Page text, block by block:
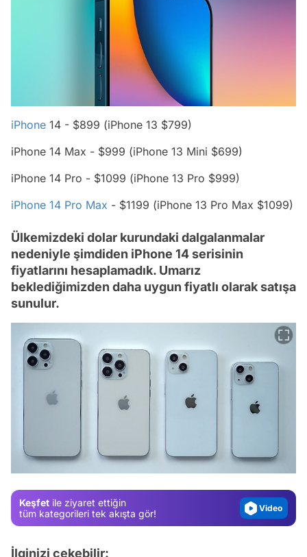
iPhone 14 - $899 (iPhone 13 $799)
iPhone 14 Max - $999 (iPhone 13 Mini $699)
iPhone 14 Pro - $1099 (iPhone 13 Pro $999)
iPhone 14 Pro Max - $1199 (iPhone 13 Pro Max $1099)
Ülkemizdeki dolar kurundaki dalgalanmalar
nedeniyle şimdiden iPhone 14 serisinin
fiyatlarını hesaplamadık. Umarız
beklediğimizden daha uygun fiyatlı olarak satışa
sunulur.
Keşfet ile ziyaret ettiğin
tüm kategorileri tek akışta gör!
Gündem
Video
İlginizi çekebilir: